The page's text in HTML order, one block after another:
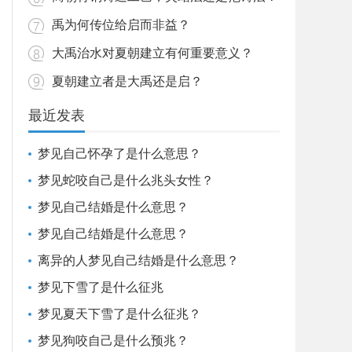
禹为何传位给启而非益？
大禹治水对夏朝建立有何重要意义？
夏朝建立者是大禹还是启？
最近发表
梦见自己怀孕了是什么意思？
梦见蛇咬自己是什么兆头女性？
梦见自己结婚是什么意思？
梦见自己结婚是什么意思？
离异的人梦见自己结婚是什么意思？
梦见下雪了是什么征兆
梦见夏天下雪了是什么征兆？
梦见狗咬自己是什么预兆？